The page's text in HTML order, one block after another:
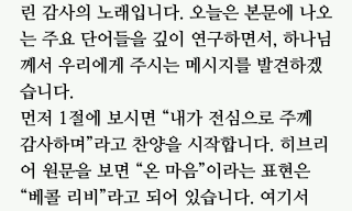
린 감사의 노래입니다. 오늘은 본문에 나오
는 주요 단어들을 깊이 연구하면서, 하나님
께서 우리에게 주시는 메시지를 발견하겠
습니다.
먼저 1절에 보시면 “내가 전심으로 주께
감사하며”라고 찬양을 시작합니다. 히브리
어 원문을 보면 “온 마음”이라는 표현은
“베콜 리비”라고 되어 있습니다. 여기서